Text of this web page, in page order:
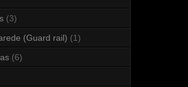
(3)
(Guard rail) (1)
(6)